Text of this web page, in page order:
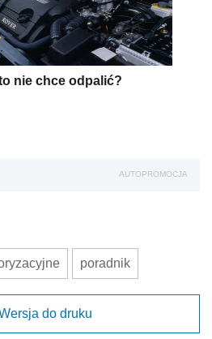
nie chce odpalić?
AUTOPROMOCJA
poradnik
do druku